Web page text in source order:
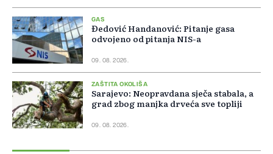
GAS
Đedović Handanović: Pitanje gasa
odvojeno od pitanja NIS-a
09. 08. 2026.
ZAŠTITA OKOLIŠA
Sarajevo: Neopravdana sječa stabala, a
grad zbog manjka drveća sve topliji
09. 08. 2026.